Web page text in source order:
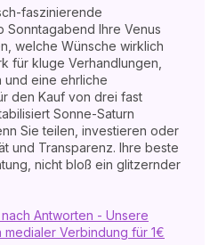
faszinierende
Sonntagabend Ihre Venus
welche Wünsche wirklich
für kluge Verhandlungen,
und eine ehrliche
den Kauf von drei fast
Sonne-Saturn
Sie teilen, investieren oder
und Transparenz. Ihre beste
nicht bloß ein glitzernder
Antworten - Unsere
Verbindung für 1€